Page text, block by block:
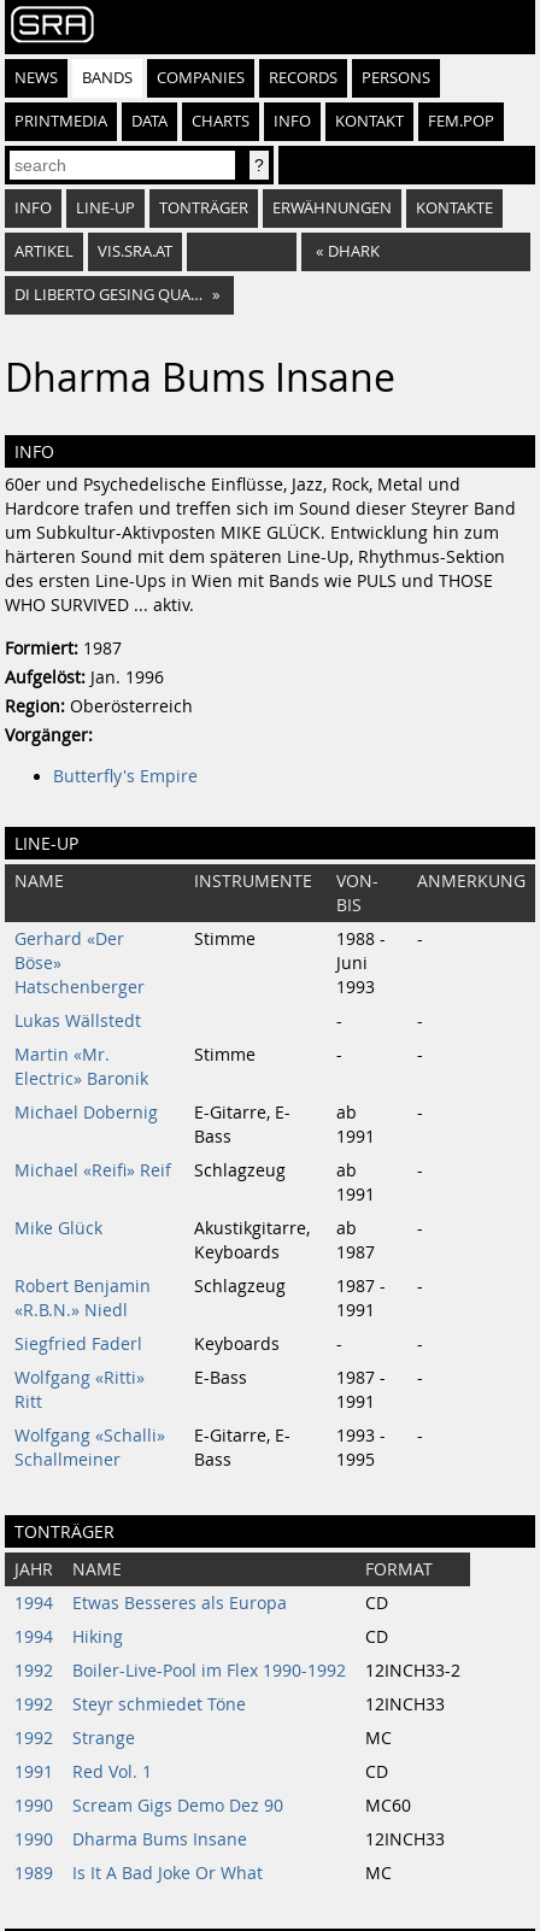
NEWS BANDS COMPANIES RECORDS PERSONS
PRINTMEDIA DATA CHARTS INFO KONTAKT FEM.POP
INFO LINE-UP TONTRÄGER ERWÄHNUNGEN KONTAKTE
ARTIKEL VIS.SRA.AT « DHARK
DI LIBERTO GESING QUARTET »
Dharma Bums Insane
INFO
60er und Psychedelische Einflüsse, Jazz, Rock, Metal und
Hardcore trafen und treffen sich im Sound dieser Steyrer Band
um Subkultur-Aktivposten MIKE GLÜCK. Entwicklung hin zum
härteren Sound mit dem späteren Line-Up, Rhythmus-Sektion
des ersten Line-Ups in Wien mit Bands wie PULS und THOSE
WHO SURVIVED ... aktiv.
Formiert: 1987
Aufgelöst: Jan. 1996
Region: Oberösterreich
Vorgänger:
Butterfly's Empire
LINE-UP
NAME INSTRUMENTE
VON-
BIS
ANMERKUNG
Gerhard «Der
Böse»
Hatschenberger
Stimme
1988 -
Juni
1993
-
Lukas Wällstedt -
-
Martin «Mr.
Electric» Baronik
Stimme - -
Michael Dobernig
E-Gitarre, E-
Bass
ab
1991
-
Michael «Reifi» Reif Schlagzeug
ab
1991
-
Mike Glück
Akustikgitarre,
Keyboards
ab
1987
-
Robert Benjamin
«R.B.N.» Niedl
Schlagzeug
1987 -
1991
-
Siegfried Faderl Keyboards -
-
Wolfgang «Ritti»
Ritt
E-Bass
1987 -
1991
-
Wolfgang «Schalli»
Schallmeiner
E-Gitarre, E-
Bass
1993 -
1995
-
TONTRÄGER
JAHR NAME
FORMAT
1994
Etwas Besseres als Europa
CD
1994
Hiking
CD
1992
Boiler-Live-Pool im Flex 1990-1992
12INCH33-2
1992
Steyr schmiedet Töne
12INCH33
1992
Strange
MC
1991
Red Vol. 1
CD
1990
Scream Gigs Demo Dez 90
MC60
1990
Dharma Bums Insane
12INCH33
1989
Is It A Bad Joke Or What MC